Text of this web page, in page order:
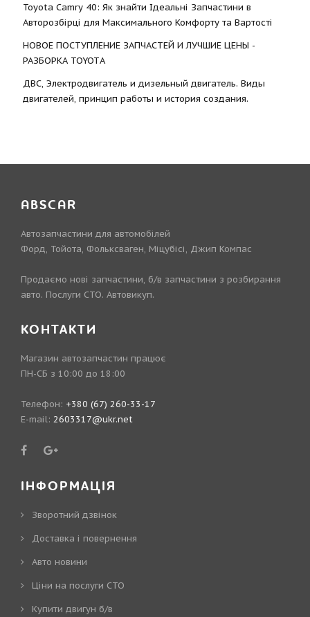
Toyota Camry 40: Як знайти Ідеальні Запчастини в
Авторозбірці для Максимального Комфорту та Вартості
НОВОЕ ПОСТУПЛЕНИЕ ЗАПЧАСТЕЙ И ЛУЧШИЕ ЦЕНЫ -
РАЗБОРКА TOYOTА
ДВС, Электродвигатель и дизельный двигатель. Виды
двигателей, принцип работы и история создания.
ABSCAR
Автозапчастини для автомобілей
Форд, Тойота, Фольксваген, Міцубісі, Джип Компас
Продаємо нові запчастини, б/в запчастини з розбирання
авто. Послуги СТО. Автовикуп.
КОНТАКТИ
Магазин автозапчастин працює
ПН-СБ з 10:00 до 18:00
Телефон: +380 (67) 260-33-17
E-mail: 2603317@ukr.net
ІНФОРМАЦІЯ
Зворотний дзвінок
Доставка і повернення
Авто новини
Ціни на послуги СТО
Купити двигун б/в